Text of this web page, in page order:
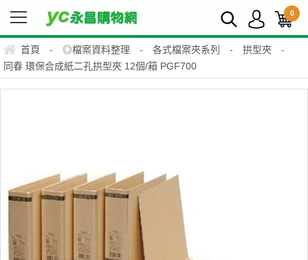
0
首頁 - ◎檔案資料整理 - 各式檔案夾系列 - 拱型夾
-
同春 環保合成紙二孔拱型夾 12個/箱 PGF700